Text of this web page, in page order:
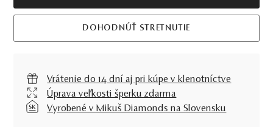
DOHODNÚŤ STRETNUTIE
Vrátenie do 14 dní aj pri kúpe v klenotníctve
Úprava veľkosti šperku zdarma
Vyrobené v Mikuš Diamonds na Slovensku